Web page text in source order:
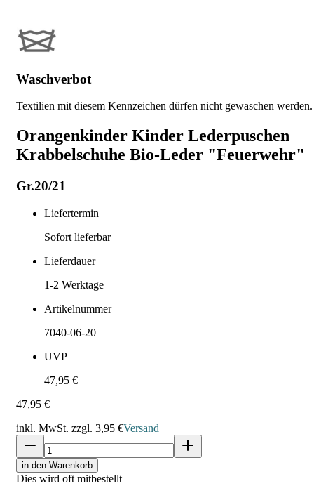
Waschverbot
Textilien mit diesem Kennzeichen dürfen nicht gewaschen werden.
Orangenkinder Kinder Lederpuschen
Krabbelschuhe Bio-Leder "Feuerwehr"
Gr.20/21
Liefertermin
Sofort lieferbar
Lieferdauer
1-2 Werktage
Artikelnummer
7040-06-20
UVP
47,95 €
47,95 €
inkl. MwSt. zzgl. 3,95 €Versand
in den Warenkorb
Dies wird oft mitbestellt